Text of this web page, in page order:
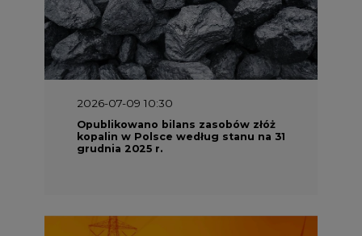
2026-06-08 07:00
Wyszedł raport "Bezpieczniej i
taniej. Ciepłownictwo na ratunek
KSE"